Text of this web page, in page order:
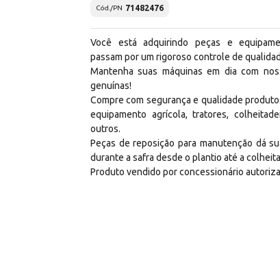
Cód./PN 71482476
Você está adquirindo peças e
passam por um rigoroso controle de
Mantenha suas máquinas em dia com
genuínas!
Compre com segurança e qualidade
equipamento agrícola, tratores,
outros.
Peças de reposição para manutenção dá
durante a safra desde o plantio até a
Produto vendido por concessionário